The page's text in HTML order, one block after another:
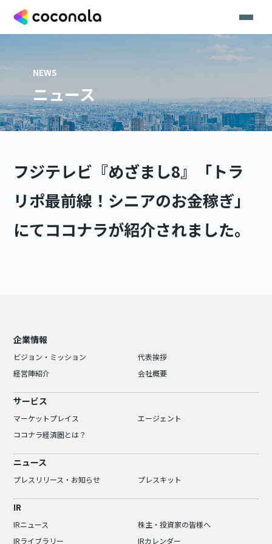
NEWS
ニュース
フジテレビ『めざまし8』「トラ
リポ最前線！シニアのお金稼ぎ」
にてココナラが紹介されました。
企業情報
ビジョン・ミッション
代表挨拶
経営陣紹介
会社概要
サービス
マーケットプレイス
エージェント
ココナラ経済圏とは？
ニュース
プレスリリース・お知らせ プレスキット
IR
IRニュース
株主・投資家の皆様へ
IRライブラリー
IRカレンダー